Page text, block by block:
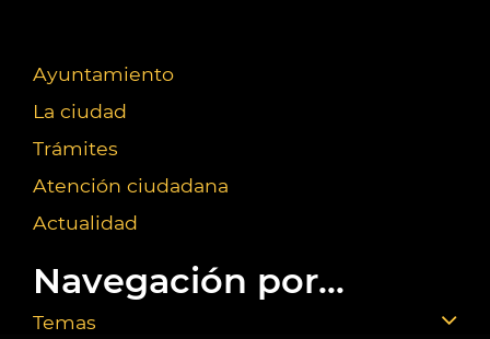
Ayuntamiento
La ciudad
Trámites
Atención ciudadana
Actualidad
Navegación por...
Temas